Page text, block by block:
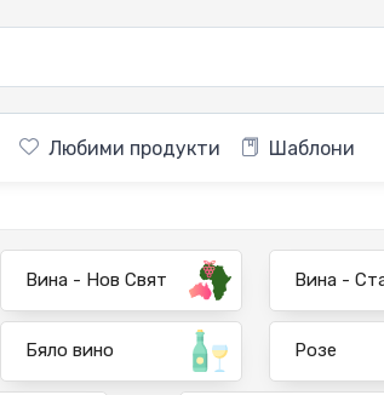
Любими продукти Шаблони
Вина - Нов Свят Вина -
Бяло вино Розе